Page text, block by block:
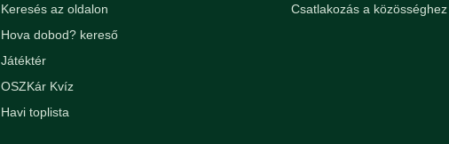
Keresés az oldalon
Hova dobod? kereső
Játéktér
OSZKár Kvíz
Havi toplista
Csatlakozás a közösséghez